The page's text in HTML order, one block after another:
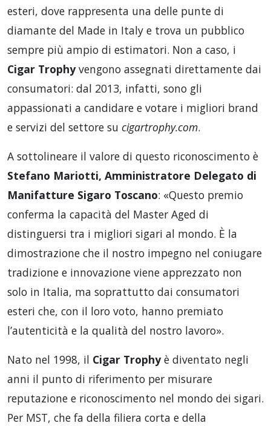
esteri, dove rappresenta una delle punte di
diamante del Made in Italy e trova un pubblico
sempre più ampio di estimatori. Non a caso, i
Cigar Trophyvengono assegnati direttamente dai
consumatori: dal 2013, infatti, sono gli
appassionati a candidare e votare i migliori brand
e servizi del settore su cigartrophy.com.
A sottolineare il valore di questo riconoscimento è
Stefano Mariotti, Amministratore Delegato di
Manifatture Sigaro Toscano: «Questo premio
conferma la capacità del Master Aged di
distinguersi tra i migliori sigari al mondo. È la
dimostrazione che il nostro impegno nel coniugare
tradizione e innovazione viene apprezzato non
solo in Italia, ma soprattutto dai consumatori
esteri che, con il loro voto, hanno premiato
l’autenticità e la qualità del nostro lavoro».
Nato nel 1998, il Cigar Trophyè diventato negli
anni il punto di riferimento per misurare
reputazione e riconoscimento nel mondo dei sigari.
Per MST, che fa della filiera corta e della